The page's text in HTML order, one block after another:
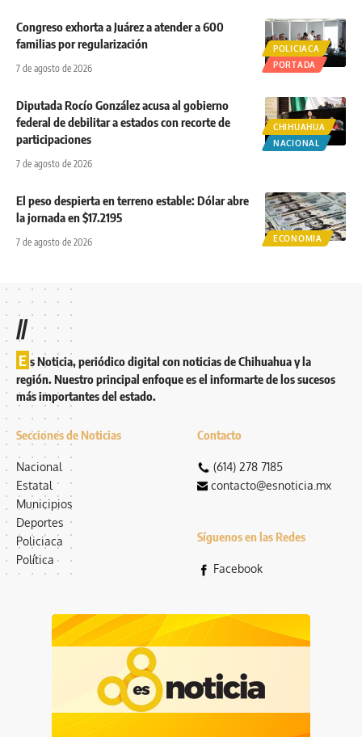
POLICIACA
PORTADA
Congreso exhorta a Juárez a atender a 600
familias por regularización
7 de agosto de 2026
CHIHUAHUA
NACIONAL
Diputada Rocío González acusa al gobierno
federal de debilitar a estados con recorte de
participaciones
7 de agosto de 2026
ECONOMIA
El peso despierta en terreno estable: Dólar abre
la jornada en $17.2195
7 de agosto de 2026
//
E s Noticia, periódico digital con noticias de Chihuahua y la
región. Nuestro principal enfoque es el informarte de los sucesos
más importantes del estado.
Secciones de Noticias
Nacional
Estatal
Municipios
Deportes
Policiaca
Política
Contacto
(614) 278 7185
contacto@esnoticia.mx
Síguenos en las Redes
Facebook